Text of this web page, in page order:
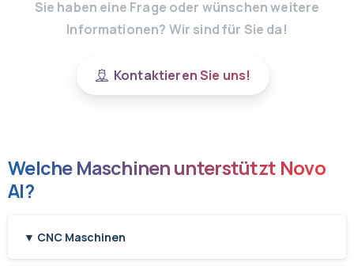
Sie haben eine Frage oder wünschen weitere
Informationen? Wir sind für Sie da!
Kontaktieren Sie uns!
Welche Maschinen unterstützt Novo
AI?
▼ CNC Maschinen